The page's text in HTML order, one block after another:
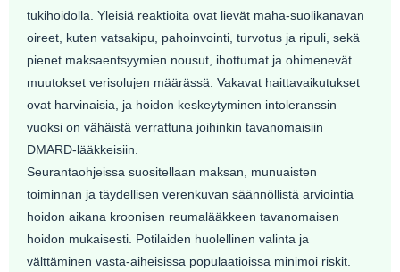
tukihoidolla. Yleisiä reaktioita ovat lievät maha-suolikanavan
oireet, kuten vatsakipu, pahoinvointi, turvotus ja ripuli, sekä
pienet maksaentsyymien nousut, ihottumat ja ohimenevät
muutokset verisolujen määrässä. Vakavat haittavaikutukset
ovat harvinaisia, ja hoidon keskeytyminen intoleranssin
vuoksi on vähäistä verrattuna joihinkin tavanomaisiin
DMARD-lääkkeisiin.
Seurantaohjeissa suositellaan maksan, munuaisten
toiminnan ja täydellisen verenkuvan säännöllistä arviointia
hoidon aikana kroonisen reumalääkkeen tavanomaisen
hoidon mukaisesti. Potilaiden huolellinen valinta ja
välttäminen vasta-aiheisissa populaatioissa minimoi riskit.